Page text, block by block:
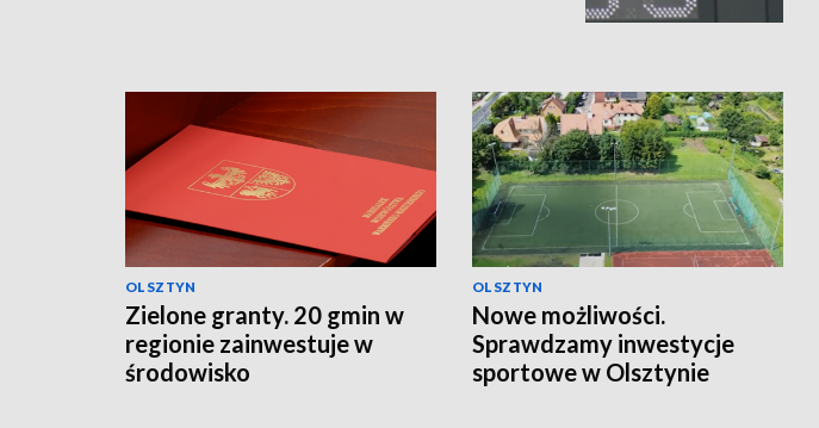
OLSZTYN
Zielone granty. 20 gmin w
regionie zainwestuje w
środowisko
OLSZTYN
Nowe możliwości.
Sprawdzamy inwestycje
sportowe w Olsztynie